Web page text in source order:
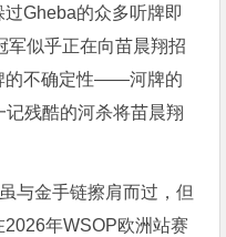
Gheba的众多听牌即
军似乎正在向苗晨翔招
的不确定性——河牌的
残酷的河杀将苗晨翔
与金手链擦肩而过，但
年WSOP欧洲站赛